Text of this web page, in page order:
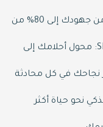
خبير مبدأ باريتو: كيف يحول 20% من جهودك إلى 80% من
خبير معايير الأهداف الذكية SMART: محول أحلامك إلى
نجاحك في كل محادثة
نحو حياة أكثر